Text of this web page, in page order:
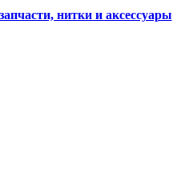
нитки и аксессуары